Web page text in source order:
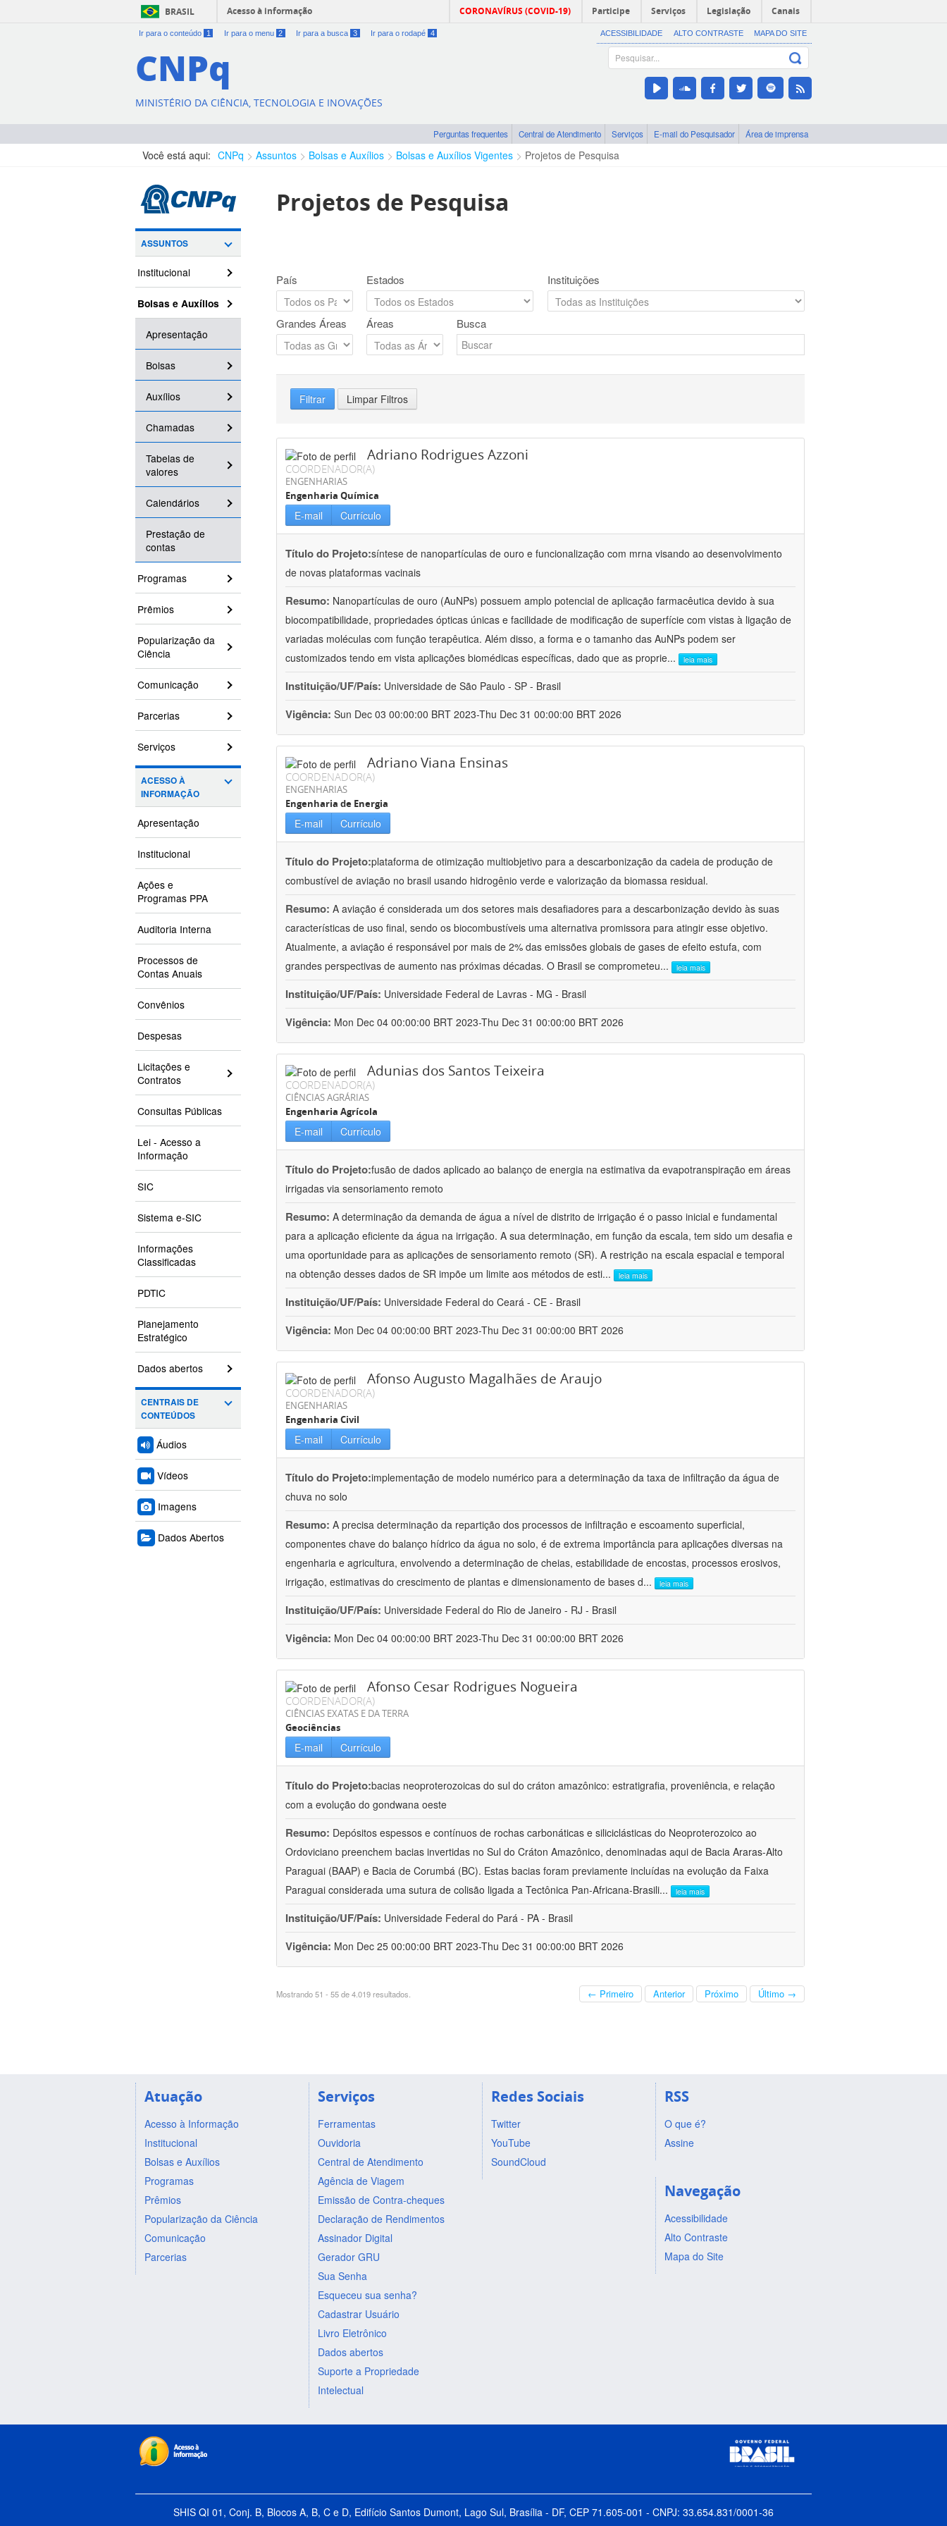
BRASIL Acesso à informação CORONAVÍRUS (COVID-19) Participe Serviços Legislação Canais
Ir para o conteúdo 1 Ir para o menu 2 Ir para a busca 3 Ir para o rodapé 4 ACESSIBILIDADE ALTO CONTRASTE MAPA DO SITE
CNPq
MINISTÉRIO DA CIÊNCIA, TECNOLOGIA E INOVAÇÕES
Perguntas frequentes Central de Atendimento Serviços E-mail do Pesquisador Área de imprensa
Você está aqui: CNPq Assuntos Bolsas e Auxílios Bolsas e Auxílios Vigentes Projetos de Pesquisa
ASSUNTOS
Institucional
Bolsas e Auxílios
Apresentação
Bolsas
Auxílios
Chamadas
Tabelas de
valores
Calendários
Prestação de
contas
Programas
Prêmios
Popularização da
Ciência
Comunicação
Parcerias
Serviços
ACESSO À
INFORMAÇÃO
Apresentação
Institucional
Ações e
Programas PPA
Auditoria Interna
Processos de
Contas Anuais
Convênios
Despesas
Licitações e
Contratos
Consultas Públicas
Lei - Acesso a
Informação
SIC
Sistema e-SIC
Informações
Classificadas
PDTIC
Planejamento
Estratégico
Dados abertos
CENTRAIS DE
CONTEÚDOS
Áudios
Vídeos
Imagens
Dados Abertos
Projetos de Pesquisa
País Estados Instituições
Grandes Áreas Áreas Busca
Filtrar Limpar Filtros
Adriano Rodrigues Azzoni
COORDENADOR(A)
ENGENHARIAS
Engenharia Química
E-mail Currículo
Título do Projeto:síntese de nanopartículas de ouro e funcionalização com mrna visando ao desenvolvimento
de novas plataformas vacinais
Resumo: Nanopartículas de ouro (AuNPs) possuem amplo potencial de aplicação farmacêutica devido à sua
biocompatibilidade, propriedades ópticas únicas e facilidade de modificação de superfície com vistas à ligação de
variadas moléculas com função terapêutica. Além disso, a forma e o tamanho das AuNPs podem ser
customizados tendo em vista aplicações biomédicas específicas, dado que as proprie... leia mais
Instituição/UF/País: Universidade de São Paulo - SP - Brasil
Vigência: Sun Dec 03 00:00:00 BRT 2023-Thu Dec 31 00:00:00 BRT 2026
Adriano Viana Ensinas
COORDENADOR(A)
ENGENHARIAS
Engenharia de Energia
E-mail Currículo
Título do Projeto:plataforma de otimização multiobjetivo para a descarbonização da cadeia de produção de
combustível de aviação no brasil usando hidrogênio verde e valorização da biomassa residual.
Resumo: A aviação é considerada um dos setores mais desafiadores para a descarbonização devido às suas
características de uso final, sendo os biocombustíveis uma alternativa promissora para atingir esse objetivo.
Atualmente, a aviação é responsável por mais de 2% das emissões globais de gases de efeito estufa, com
grandes perspectivas de aumento nas próximas décadas. O Brasil se comprometeu... leia mais
Instituição/UF/País: Universidade Federal de Lavras - MG - Brasil
Vigência: Mon Dec 04 00:00:00 BRT 2023-Thu Dec 31 00:00:00 BRT 2026
Adunias dos Santos Teixeira
COORDENADOR(A)
CIÊNCIAS AGRÁRIAS
Engenharia Agrícola
E-mail Currículo
Título do Projeto:fusão de dados aplicado ao balanço de energia na estimativa da evapotranspiração em áreas
irrigadas via sensoriamento remoto
Resumo: A determinação da demanda de água a nível de distrito de irrigação é o passo inicial e fundamental
para a aplicação eficiente da água na irrigação. A sua determinação, em função da escala, tem sido um desafia e
uma oportunidade para as aplicações de sensoriamento remoto (SR). A restrição na escala espacial e temporal
na obtenção desses dados de SR impõe um limite aos métodos de esti... leia mais
Instituição/UF/País: Universidade Federal do Ceará - CE - Brasil
Vigência: Mon Dec 04 00:00:00 BRT 2023-Thu Dec 31 00:00:00 BRT 2026
Afonso Augusto Magalhães de Araujo
COORDENADOR(A)
ENGENHARIAS
Engenharia Civil
E-mail Currículo
Título do Projeto:implementação de modelo numérico para a determinação da taxa de infiltração da água de
chuva no solo
Resumo: A precisa determinação da repartição dos processos de infiltração e escoamento superficial,
componentes chave do balanço hídrico da água no solo, é de extrema importância para aplicações diversas na
engenharia e agricultura, envolvendo a determinação de cheias, estabilidade de encostas, processos erosivos,
irrigação, estimativas do crescimento de plantas e dimensionamento de bases d... leia mais
Instituição/UF/País: Universidade Federal do Rio de Janeiro - RJ - Brasil
Vigência: Mon Dec 04 00:00:00 BRT 2023-Thu Dec 31 00:00:00 BRT 2026
Afonso Cesar Rodrigues Nogueira
COORDENADOR(A)
CIÊNCIAS EXATAS E DA TERRA
Geociências
E-mail Currículo
Título do Projeto:bacias neoproterozoicas do sul do cráton amazônico: estratigrafia, proveniência, e relação
com a evolução do gondwana oeste
Resumo: Depósitos espessos e contínuos de rochas carbonáticas e siliciclásticas do Neoproterozoico ao
Ordoviciano preenchem bacias invertidas no Sul do Cráton Amazônico, denominadas aqui de Bacia Araras-Alto
Paraguai (BAAP) e Bacia de Corumbá (BC). Estas bacias foram previamente incluídas na evolução da Faixa
Paraguai considerada uma sutura de colisão ligada a Tectônica Pan-Africana-Brasili... leia mais
Instituição/UF/País: Universidade Federal do Pará - PA - Brasil
Vigência: Mon Dec 25 00:00:00 BRT 2023-Thu Dec 31 00:00:00 BRT 2026
Mostrando 51 - 55 de 4.019 resultados. ← Primeiro Anterior Próximo Último →
Atuação
Acesso à Informação
Institucional
Bolsas e Auxílios
Programas
Prêmios
Popularização da Ciência
Comunicação
Parcerias
Serviços
Ferramentas
Ouvidoria
Central de Atendimento
Agência de Viagem
Emissão de Contra-cheques
Declaração de Rendimentos
Assinador Digital
Gerador GRU
Sua Senha
Esqueceu sua senha?
Cadastrar Usuário
Livro Eletrônico
Dados abertos
Suporte a Propriedade
Intelectual
Redes Sociais
Twitter
YouTube
SoundCloud
RSS
O que é?
Assine
Navegação
Acessibilidade
Alto Contraste
Mapa do Site
SHIS QI 01, Conj. B, Blocos A, B, C e D, Edifício Santos Dumont, Lago Sul, Brasília - DF, CEP 71.605-001 - CNPJ: 33.654.831/0001-36